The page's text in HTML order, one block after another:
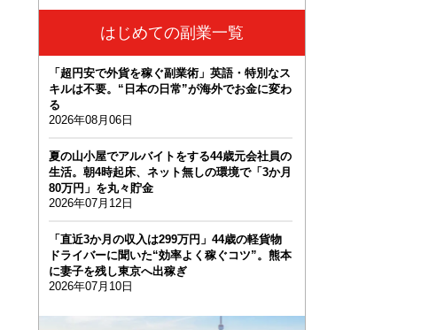
はじめての副業一覧
「超円安で外貨を稼ぐ副業術」英語・特別なス
キルは不要。“日本の日常”が海外でお金に変わ
る
2026年08月06日
夏の山小屋でアルバイトをする44歳元会社員の
生活。朝4時起床、ネット無しの環境で「3か月
80万円」を丸々貯金
2026年07月12日
「直近3か月の収入は299万円」44歳の軽貨物
ドライバーに聞いた“効率よく稼ぐコツ”。熊本
に妻子を残し東京へ出稼ぎ
2026年07月10日